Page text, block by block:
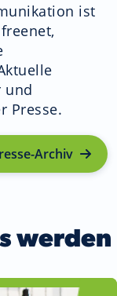
ist
und
Presse.
Archiv
werden